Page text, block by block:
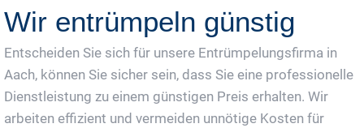
Wir entrümpeln günstig
Entscheiden Sie sich für unsere Entrümpelungsfirma in
Aach, können Sie sicher sein, dass Sie eine professionelle
Dienstleistung zu einem günstigen Preis erhalten. Wir
arbeiten effizient und vermeiden unnötige Kosten für